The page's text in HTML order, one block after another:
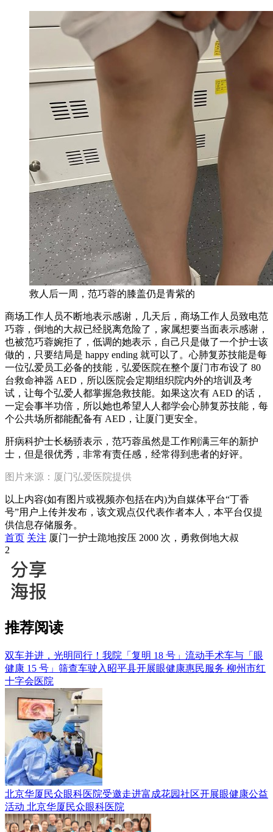
救人后一周，范巧蓉的膝盖仍是青紫的
商场工作人员不断地表示感谢，几天后，商场工作人员致电范
巧蓉，倒地的大叔已经脱离危险了，家属想要当面表示感谢，
也被范巧蓉婉拒了，低调的她表示，自己只是做了一个护士该
做的，只要结局是 happy ending 就可以了。心肺复苏技能是每
一位弘爱员工必备的技能，弘爱医院在整个厦门市布设了 80
台救命神器 AED，所以医院会定期组织院内外的培训及考
试，让每个弘爱人都掌握急救技能。如果这次有 AED 的话，
一定会事半功倍，所以她也希望人人都学会心肺复苏技能，每
个公共场所都能配备有 AED，让厦门更安全。
肝病科护士长杨骄表示，范巧蓉虽然是工作刚满三年的新护
士，但是很优秀，非常有责任感，经常得到患者的好评。
图片来源：厦门弘爱医院提供
以上内容(如有图片或视频亦包括在内)为自媒体平台“丁香
号”用户上传并发布，该文观点仅代表作者本人，本平台仅提
供信息存储服务。
首页 关注 厦门一护士跪地按压 2000 次，勇救倒地大叔
2
推荐阅读
双车并进，光明同行！我院「复明 18 号」流动手术车与「眼
健康 15 号」筛查车驶入昭平县开展眼健康惠民服务 柳州市红
十字会医院
北京华厦民众眼科医院受邀走进富成花园社区开展眼健康公益
活动 北京华厦民众眼科医院